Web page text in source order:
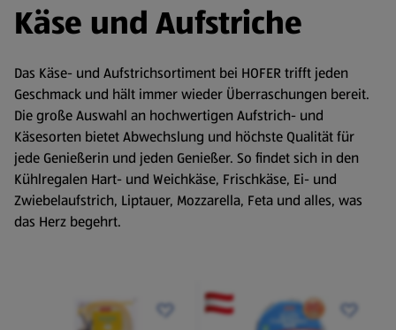
Käse und Aufstriche
Das Käse- und Aufstrichsortiment bei HOFER trifft jeden
Geschmack und hält immer wieder Überraschungen bereit.
Die große Auswahl an hochwertigen Aufstrich- und
Käsesorten bietet Abwechslung und höchste Qualität für
jede Genießerin und jeden Genießer. So findet sich in den
Kühlregalen Hart- und Weichkäse, Frischkäse, Ei- und
Zwiebelaufstrich, Liptauer, Mozzarella, Feta und alles, was
das Herz begehrt.